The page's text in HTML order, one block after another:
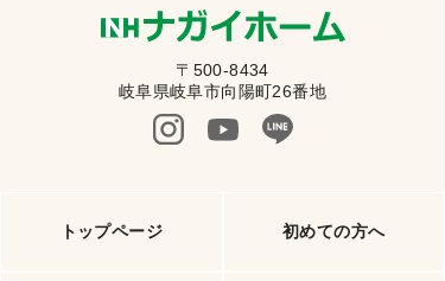
〒500-8434
岐阜県岐阜市向陽町26番地
トップページ 初めての方へ